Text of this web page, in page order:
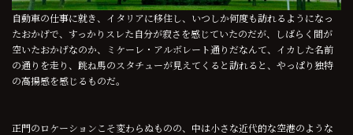
自動車の仕事に就き、イタリアに移住し、いつしか何度も訪れるようになっ
たおかげで、すっかりスレた自分が寂さを感じていたのだが、しばらく間が
空いたおかげなのか、ミケーレ・アルボレート通りだなんて、イカした名前
の通りを走り、跳ね馬のスタチューが見えてくると訪れると、やっぱり独特
の高揚感を感じるものだ。
正門のロケーションこそ変わらぬものの、中は小さな近代的な空港のような